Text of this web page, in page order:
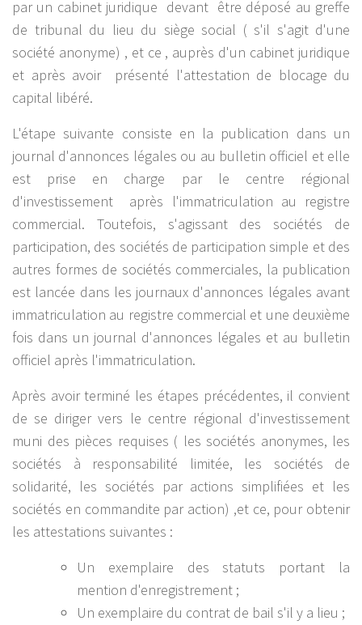
par un cabinet juridique devant être déposé au greffe
de tribunal du lieu du siège social ( s'il s'agit d'une
société anonyme) , et ce , auprès d'un cabinet juridique
et après avoir présenté l'attestation de blocage du
capital libéré.
L'étape suivante consiste en la publication dans un
journal d'annonces légales ou au bulletin officiel et elle
est prise en charge par le centre régional
d'investissement après l'immatriculation au registre
commercial. Toutefois, s'agissant des sociétés de
participation, des sociétés de participation simple et des
autres formes de sociétés commerciales, la publication
est lancée dans les journaux d'annonces légales avant
immatriculation au registre commercial et une deuxième
fois dans un journal d'annonces légales et au bulletin
officiel après l'immatriculation.
Après avoir terminé les étapes précédentes, il convient
de se diriger vers le centre régional d'investissement
muni des pièces requises ( les sociétés anonymes, les
sociétés à responsabilité limitée, les sociétés de
solidarité, les sociétés par actions simplifiées et les
sociétés en commandite par action) ,et ce, pour obtenir
les attestations suivantes :
Un exemplaire des statuts portant la
mention d'enregistrement ;
Un exemplaire du contrat de bail s'il y a lieu ;